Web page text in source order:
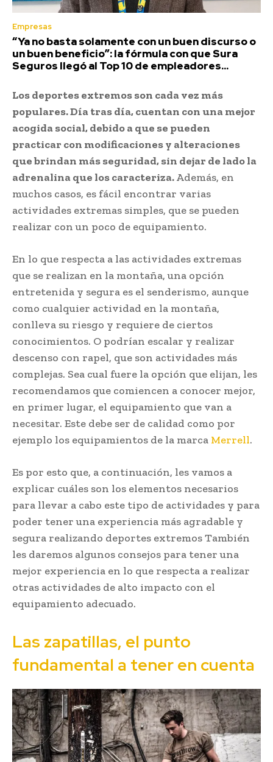
Empresas
“Ya no basta solamente con un buen discurso o
un buen beneficio”: la fórmula con que Sura
Seguros llegó al Top 10 de empleadores...
Los deportes extremos son cada vez más
populares. Día tras día, cuentan con una mejor
acogida social, debido a que se pueden
practicar con modificaciones y alteraciones
que brindan más seguridad, sin dejar de lado la
adrenalina que los caracteriza.Además, en
muchos casos, es fácil encontrar varias
actividades extremas simples, que se pueden
realizar con un poco de equipamiento.
En lo que respecta a las actividades extremas
que se realizan en la montaña, una opción
entretenida y segura es el senderismo, aunque
como cualquier actividad en la montaña,
conlleva su riesgo y requiere de ciertos
conocimientos. O podrían escalar y realizar
descenso con rapel, que son actividades más
complejas. Sea cual fuere la opción que elijan, les
recomendamos que comiencen a conocer mejor,
en primer lugar, el equipamiento que van a
necesitar. Este debe ser de calidad como por
ejemplo los equipamientos de la marca Merrell.
Es por esto que, a continuación, les vamos a
explicar cuáles son los elementos necesarios
para llevar a cabo este tipo de actividades y para
poder tener una experiencia más agradable y
segura realizando deportes extremos También
les daremos algunos consejos para tener una
mejor experiencia en lo que respecta a realizar
otras actividades de alto impacto con el
equipamiento adecuado.
Las zapatillas, el punto
fundamental a tener en cuenta